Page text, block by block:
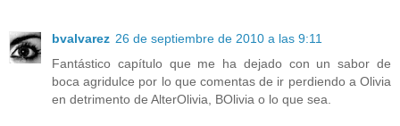
bvalvarez 26 de septiembre de 2010 a las 9:11
Fantástico capítulo que me ha dejado con un sabor de
boca agridulce por lo que comentas de ir perdiendo a Olivia
en detrimento de AlterOlivia, BOlivia o lo que sea.